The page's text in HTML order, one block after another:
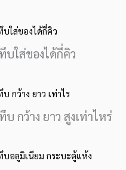
บใส่ของได้กี่คิว
กว้าง ยาว สูงเท่าไหร่